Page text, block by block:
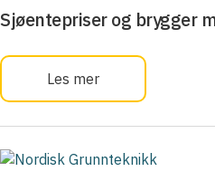
Sjøentepriser og brygger
Les mer